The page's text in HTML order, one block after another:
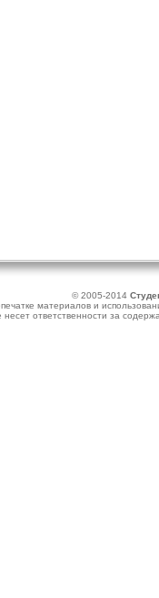
© 2005-2014
материалов и
несет ответственности за